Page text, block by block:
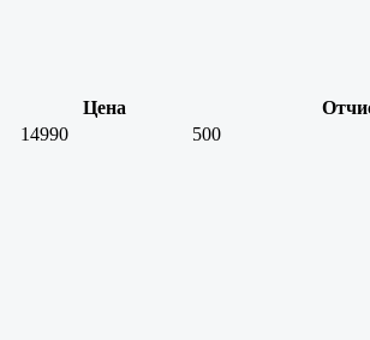
Цена
14990 500